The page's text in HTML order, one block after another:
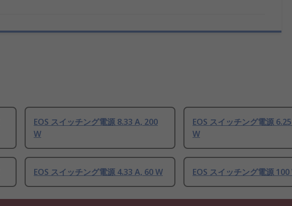
EOS スイッチング電源 8.33 A, 200
W
EOS スイッチング電源
W
EOS スイッチング電源 4.33 A, 60 W EOS スイッチング電源 100